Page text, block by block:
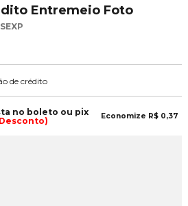
Entremeio Foto
de crédito
no boleto ou pix
Desconto)
Economize R$ 0,37